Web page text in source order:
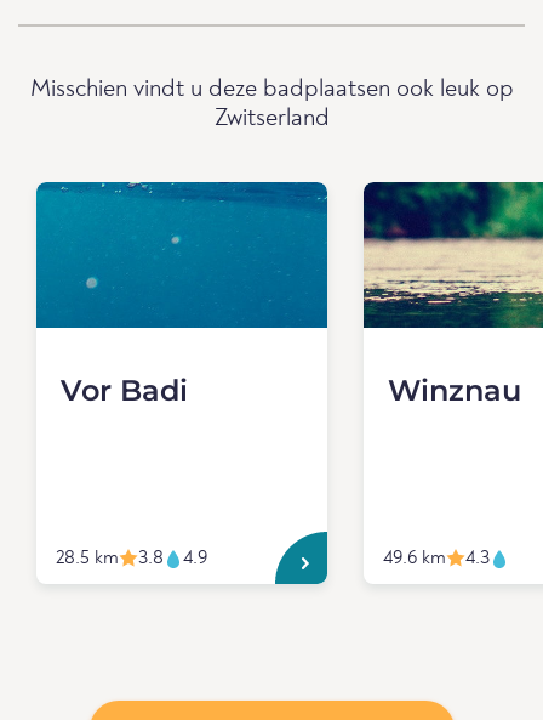
Misschien vindt u deze badplaatsen ook leuk op
Zwitserland
Vor Badi
28.5 km 3.8 4.9
Winznau
49.6 km 4.3